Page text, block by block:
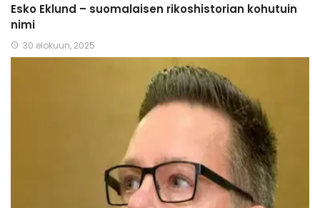
Esko Eklund – suomalaisen rikoshistorian kohutuin
nimi
30 elokuun, 2025